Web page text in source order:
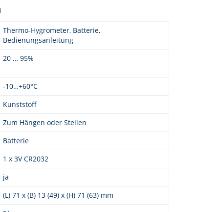
Thermo-Hygrometer, Batterie,
Bedienungsanleitung
20 … 95%
-10…+60°C
Kunststoff
Zum Hängen oder Stellen
Batterie
1 x 3V CR2032
ja
(L) 71 x (B) 13 (49) x (H) 71 (63) mm